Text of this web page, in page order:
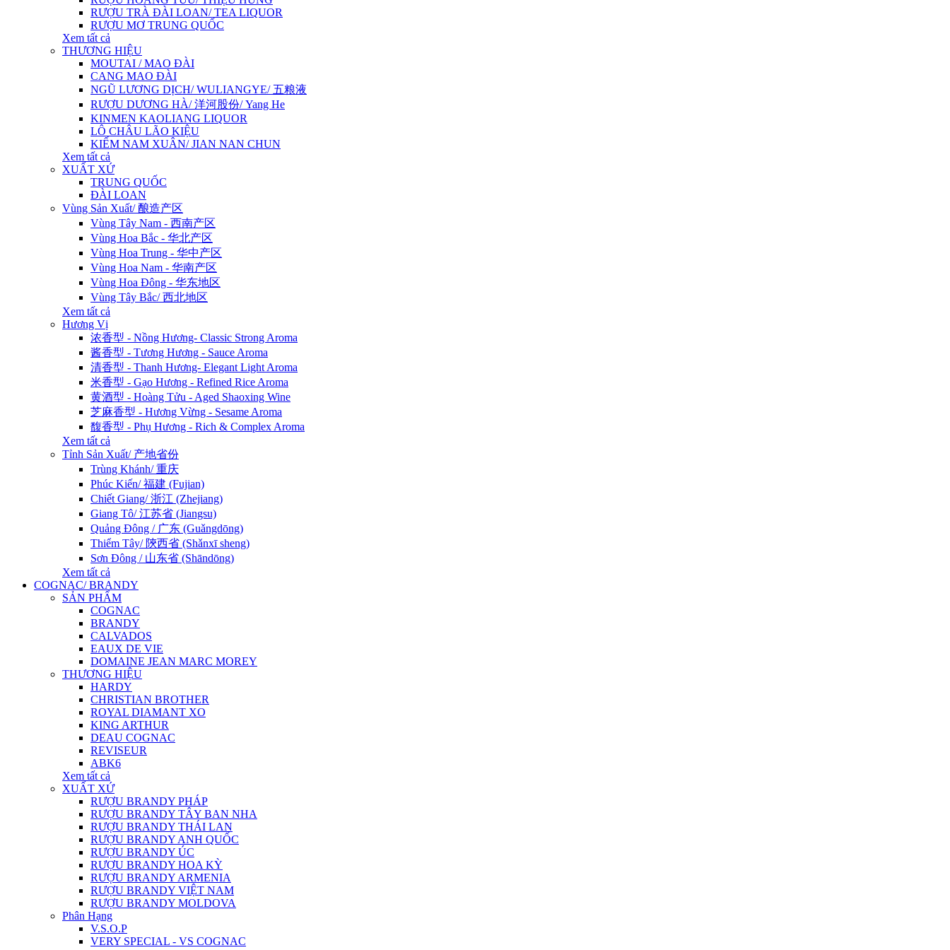
RƯỢU TRÀ ĐÀI LOAN/ TEA LIQUOR
RƯỢU MƠ TRUNG QUỐC
Xem tất cả
THƯƠNG HIỆU
MOUTAI / MAO ĐÀI
CANG MAO ĐÀI
NGŨ LƯƠNG DỊCH/ WULIANGYE/ 五粮液
RƯỢU DƯƠNG HÀ/ 洋河股份/ Yang He
KINMEN KAOLIANG LIQUOR
LÔ CHÂU LÃO KIỆU
KIẾM NAM XUÂN/ JIAN NAN CHUN
Xem tất cả
XUẤT XỨ
TRUNG QUỐC
ĐÀI LOAN
Vùng Sản Xuất/ 酿造产区
Vùng Tây Nam - 西南产区
Vùng Hoa Bắc - 华北产区
Vùng Hoa Trung - 华中产区
Vùng Hoa Nam - 华南产区
Vùng Hoa Đông - 华东地区
Vùng Tây Bắc/ 西北地区
Xem tất cả
Hương Vị
浓香型 - Nồng Hương- Classic Strong Aroma
酱香型 - Tương Hương - Sauce Aroma
清香型 - Thanh Hương- Elegant Light Aroma
米香型 - Gạo Hương - Refined Rice Aroma
黄酒型 - Hoàng Tửu - Aged Shaoxing Wine
芝麻香型 - Hương Vừng - Sesame Aroma
馥香型 - Phụ Hương - Rich & Complex Aroma
Xem tất cả
Tỉnh Sản Xuất/ 产地省份
Trùng Khánh/ 重庆
Phúc Kiến/ 福建 (Fujian)
Chiết Giang/ 浙江 (Zhejiang)
Giang Tô/ 江苏省 (Jiangsu)
Quảng Đông / 广东 (Guǎngdōng)
Thiểm Tây/ 陝西省 (Shǎnxī sheng)
Sơn Đông / 山东省 (Shāndōng)
Xem tất cả
COGNAC/ BRANDY
SẢN PHẨM
COGNAC
BRANDY
CALVADOS
EAUX DE VIE
DOMAINE JEAN MARC MOREY
THƯƠNG HIỆU
HARDY
CHRISTIAN BROTHER
ROYAL DIAMANT XO
KING ARTHUR
DEAU COGNAC
REVISEUR
ABK6
Xem tất cả
XUẤT XỨ
RƯỢU BRANDY PHÁP
RƯỢU BRANDY TÂY BAN NHA
RƯỢU BRANDY THÁI LAN
RƯỢU BRANDY ANH QUỐC
RƯỢU BRANDY ÚC
RƯỢU BRANDY HOA KỲ
RƯỢU BRANDY ARMENIA
RƯỢU BRANDY VIỆT NAM
RƯỢU BRANDY MOLDOVA
Phân Hạng
V.S.O.P
VERY SPECIAL - VS COGNAC